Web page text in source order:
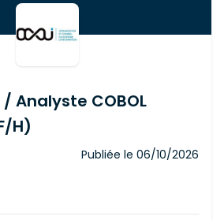
Analyste COBOL
H)
Publiée le 06/10/2026